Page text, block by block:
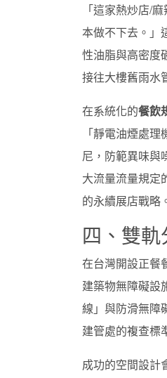
「這家熱炒店/
本做不下去。」
性油脂與高密度
接往大樓舊雨水
在系統化的餐飲
「靜電油煙處
尼，防範異味與
大流量流量規定
的永續展店戰略
四、雙
在台灣開設正餐
建築物無障礙設
線」與防滑無障
建管處的複查標
成功的空間設計